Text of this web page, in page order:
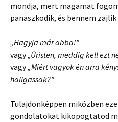
mondja, mert magamat
panaszkodik, és bennem
„Hagyja már abba!”
vagy„Úristen, meddig kell ezt
vagy„Miért vagyok én arra
hallgassak?”
Tulajdonképpen miközben
gondolatokat kikopogtatod